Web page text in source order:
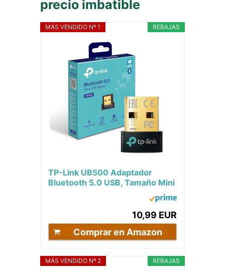
precio imbatible
REBAJAS
MÁS VENDIDO Nº 1
TP-Link UB500 Adaptador
Bluetooth 5.0 USB, Tamaño Mini
10,99 EUR
Comprar en Amazon
REBAJAS
MÁS VENDIDO Nº 2